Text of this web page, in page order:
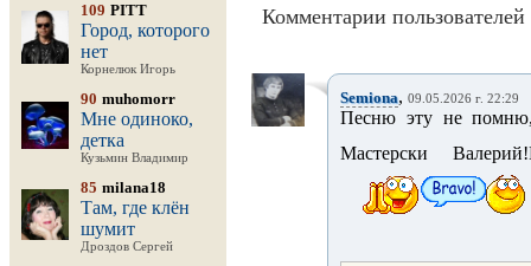
109 PITT
Город, которого
нет
Корнелюк Игорь
90 muhomorr
Мне одиноко,
детка
Кузьмин Владимир
85 milana18
Там, где клён
шумит
Дроздов Сергей
Комментарии пользователей
Semiona, 09.05.2026 г. 22:29
Песню эту не
Мастерски